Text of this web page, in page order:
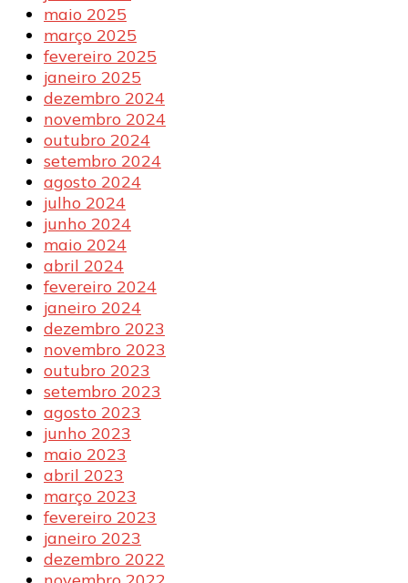
maio 2025
março 2025
fevereiro 2025
janeiro 2025
dezembro 2024
novembro 2024
outubro 2024
setembro 2024
agosto 2024
julho 2024
junho 2024
maio 2024
abril 2024
fevereiro 2024
janeiro 2024
dezembro 2023
novembro 2023
outubro 2023
setembro 2023
agosto 2023
junho 2023
maio 2023
abril 2023
março 2023
fevereiro 2023
janeiro 2023
dezembro 2022